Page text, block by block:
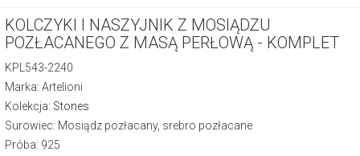
KOLCZYKI I NASZYJNIK Z MOSIĄDZU
POZŁACANEGO Z MASĄ PERŁOWĄ - KOMPLET
KPL543-2240
Marka: Artelioni
Kolekcja: Stones
Surowiec: Mosiądz pozłacany, srebro pozłacane
Próba: 925